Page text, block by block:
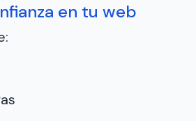
en tu web